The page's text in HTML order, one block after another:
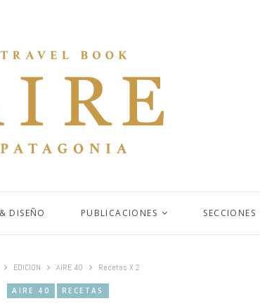
DISEÑO PUBLICACIONES SECCIONES
EDICION AIRE 40 Recetas X 2
AIRE 40 RECETAS